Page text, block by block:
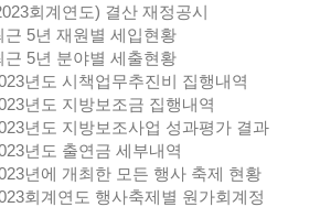
회계연도) 결산 재정공시
근 5년 재원별 세입현황
근 5년 분야별 세출현황
년도 시책업무추진비 집행내역
년도 지방보조금 집행내역
년도 지방보조사업 성과평가 결과
년도 출연금 세부내역
년에 개최한 모든 행사 축제 현황
회계연도 행사축제별 원가회계정